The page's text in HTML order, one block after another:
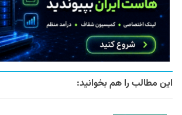
این مطالب را هم بخوانید: